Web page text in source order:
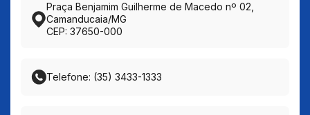
Praça Benjamim Guilherme de Macedo nº 02,
Camanducaia/MG
CEP: 37650-000
Telefone: (35) 3433-1333